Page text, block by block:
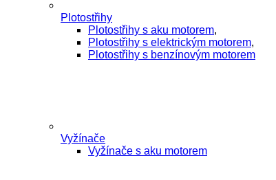
Plotostřihy
Plotostřihy s aku motorem,
Plotostřihy s elektrickým motorem,
Plotostřihy s benzínovým motorem
Vyžínače
Vyžínače s aku motorem